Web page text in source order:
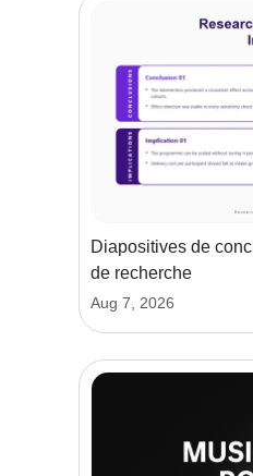
Diapositives de
de recherche
Aug 7, 2026